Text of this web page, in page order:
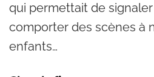
qui permettait de signaler
comporter des scènes à
enfants…